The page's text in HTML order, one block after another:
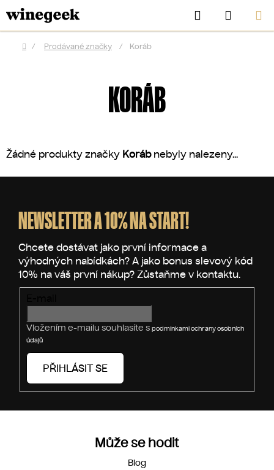
Přejít
na
obsah
Hledat
KOŠÍK
Domů
/ Prodávané značky / Koráb
KORÁB
Žádné produkty značky Korábnebyly nalezeny...
NEWSLETTER A 10% NA START!
Vložením e-mailu souhlasíte s podmínkami ochrany osobních
údajů
PŘIHLÁSIT SE
Může se hodit
Blog